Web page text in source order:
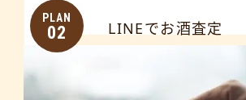
PLAN
02 LINEでお酒査定